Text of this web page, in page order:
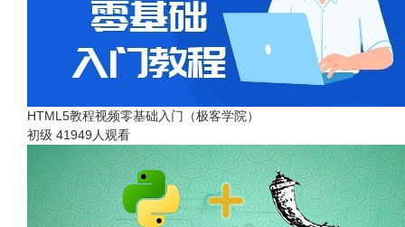
HTML5教程视频零基础入门（极客学院）
初级 41949人观看